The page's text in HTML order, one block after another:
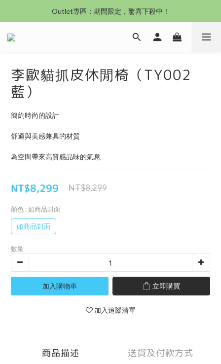
沙發新登場｜想躺就躺，頭等艙到商務艙一次擁有
Outlet專區：期間限定，驚喜下殺中！
沙發新登場｜想躺就躺，頭等艙到商務艙一次擁有
李歐貓抓皮休閒椅（TY002
藍）
簡約時尚的設計
舒適與美感兼具的材質
為空間帶來高質感品味的氣息
NT$8,299 NT$8,299
顏色 : 如商品封面
如商品封面
數量
加入購物車 立即購買
加入追蹤清單
商品描述 送貨及付款方式